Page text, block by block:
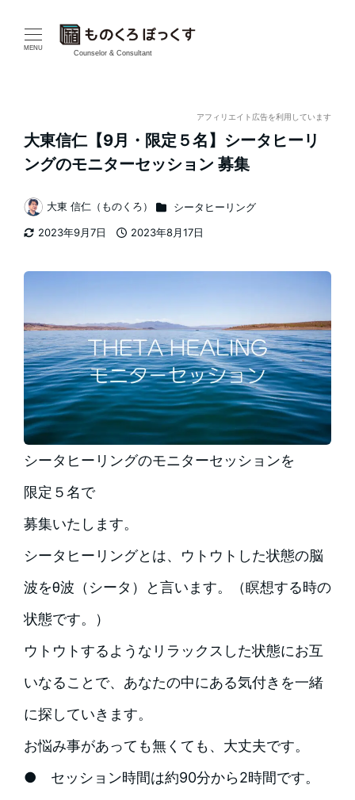
MENU
Counselor & Consultant
アフィリエイト広告を利用しています
大東信仁【9月・限定５名】シータヒーリ
ングのモニターセッション 募集
2023年9月7日
2023年8月17日
著
者
大東 信仁（ものくろ） カテゴリー
シータヒーリング
シータヒーリングのモニターセッションを
限定５名で
募集いたします。
シータヒーリングとは、ウトウトした状態の脳
波をθ波（シータ）と言います。（瞑想する時の
状態です。）
ウトウトするようなリラックスした状態にお互
いなることで、あなたの中にある気付きを一緒
に探していきます。
お悩み事があっても無くても、大丈夫です。
● セッション時間は約90分から2時間です。